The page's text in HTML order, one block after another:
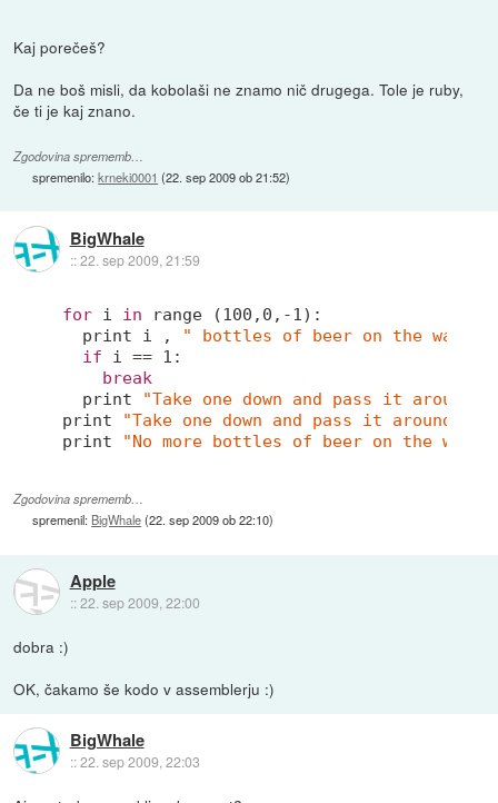
Kaj porečeš?
Da ne boš misli, da kobolaši ne znamo nič drugega. Tole je ruby,
če ti je kaj znano.
Zgodovina sprememb…
spremenilo:krneki0001 (22. sep 2009 ob 21:52)
BigWhale
::22. sep 2009, 21:59
for i in range (100 , 0 , -1):
print i , " bottles of beer on the wall,"
if i == 1 :
break
print
"Take one down and pass it around,"
print
"Take one down and pass it around,
print
"No more bottles of beer on the
Zgodovina sprememb…
spremenil: BigWhale(22. sep 2009 ob 22:10)
Apple
::22. sep 2009, 22:00
dobra :)
OK, čakamo še kodo v assemblerju :)
BigWhale
::22. sep 2009, 22:03